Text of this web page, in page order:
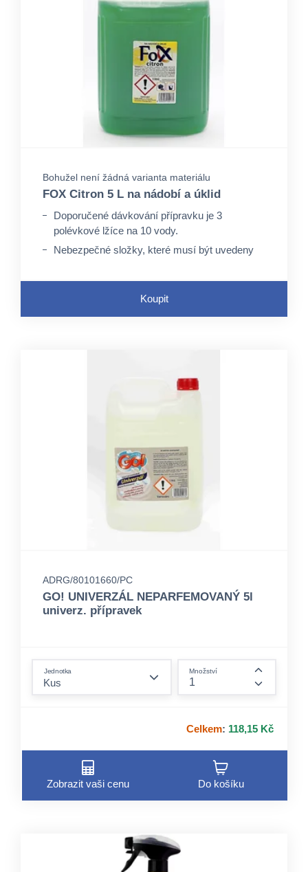
Bohužel není žádná varianta materiálu
FOX Citron 5 L na nádobí a úklid
Doporučené dávkování přípravku je 3
polévkové lžíce na 10 vody.
Nebezpečné složky, které musí být uvedeny
Alkylbenzensulfonát sodný
Koupit
ADRG/80101660/PC
GO! UNIVERZÁL NEPARFEMOVANÝ 5l
univerz. přípravek
Jednotka Množství
Celkem: 118,15 Kč
Zobrazit vaši cenu Do košíku